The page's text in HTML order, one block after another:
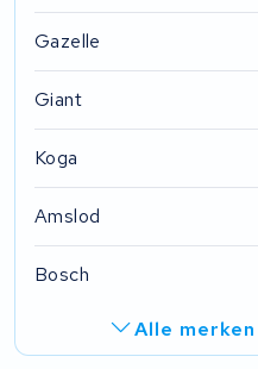
Gazelle
Giant
Koga
Amslod
Bosch
Alle merken